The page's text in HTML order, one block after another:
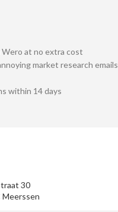
at no extra cost
market research emails
within 14 days
30
Meerssen